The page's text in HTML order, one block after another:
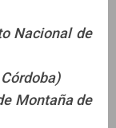
Nacional de
Montaña de